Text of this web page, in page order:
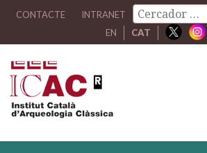
CONTACTE INTRANET
EN
CAT